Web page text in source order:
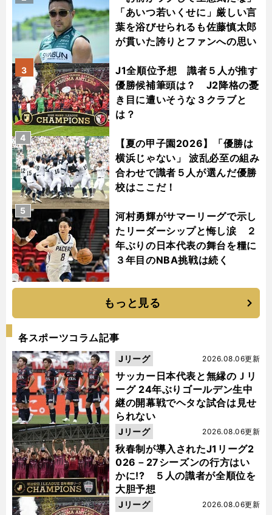
「あいつ若いくせに」厳しい言
葉を浴びせられるも佐藤慎太郎
が貫いた誇りとファンへの思い
J1全順位予想 識者５人が推す
優勝候補筆頭は？ J2降格の憂
き目に遭いそうな３クラブと
は？
3
【夏の甲子園2026】「優勝は
横浜じゃない」 波乱必至の組み
合わせで識者５人が選んだ優勝
校はここだ！
4
河村勇輝がサマーリーグで示し
たリーダーシップと悔し涙 ２
年ぶりの日本代表の舞台を糧に
３年目のNBA挑戦は続く
5
もっと見る
各スポーツコラム記事
サッカー日本代表と無縁のＪリ
ーグ 24年ぶりゴールデン生中
継の開幕戦でヘタな試合は見せ
られない
2026.08.06更新
Jリーグ
秋春制が導入されたJ1リーグ2
026－27シーズンの行方はい
かに!? ５人の識者が全順位を
大胆予想
2026.08.06更新
Jリーグ
2026.08.06更新
Jリーグ